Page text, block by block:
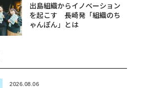
出島組織からイノベーション
を起こす 長崎発「組織のち
ゃんぽん」とは
2026.08.06